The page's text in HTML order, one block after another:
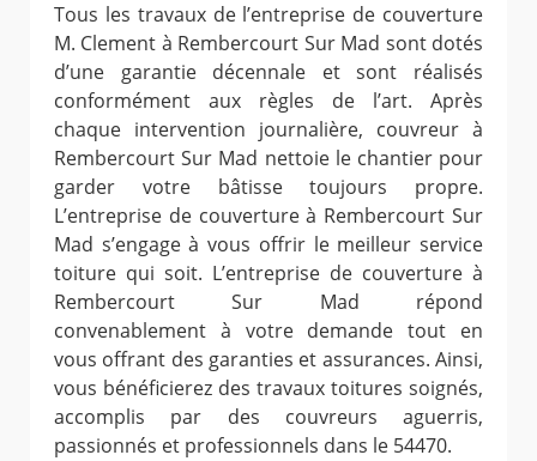
Tous les travaux de l’entreprise de couverture
M. Clement à Rembercourt Sur Mad sont dotés
d’une garantie décennale et sont réalisés
conformément aux règles de l’art. Après
chaque intervention journalière, couvreur à
Rembercourt Sur Mad nettoie le chantier pour
garder votre bâtisse toujours propre.
L’entreprise de couverture à Rembercourt Sur
Mad s’engage à vous offrir le meilleur service
toiture qui soit. L’entreprise de couverture à
Rembercourt Sur Mad répond
convenablement à votre demande tout en
vous offrant des garanties et assurances. Ainsi,
vous bénéficierez des travaux toitures soignés,
accomplis par des couvreurs aguerris,
passionnés et professionnels dans le 54470.